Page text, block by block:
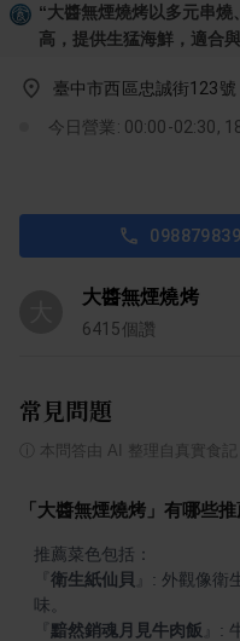
“大醬無煙燒烤以多元串
高，提供生猛海鮮，適合
臺中市西區忠誠街123號
今日營業: 00:00-02:30,
大醬無煙燒烤
6415個讚
常見問題
本問答由 AI 整理自真實食記
「大醬無煙燒烤」有哪些
衛生紙仙貝
: 外觀像衛
黯然銷魂月見牛肉飯
: